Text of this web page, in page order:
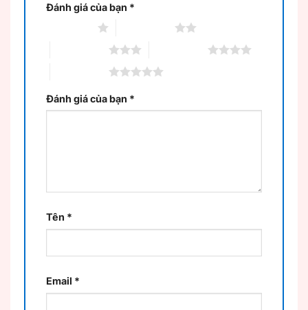
Đánh giá của bạn *
Đánh giá của bạn *
Tên *
Email *